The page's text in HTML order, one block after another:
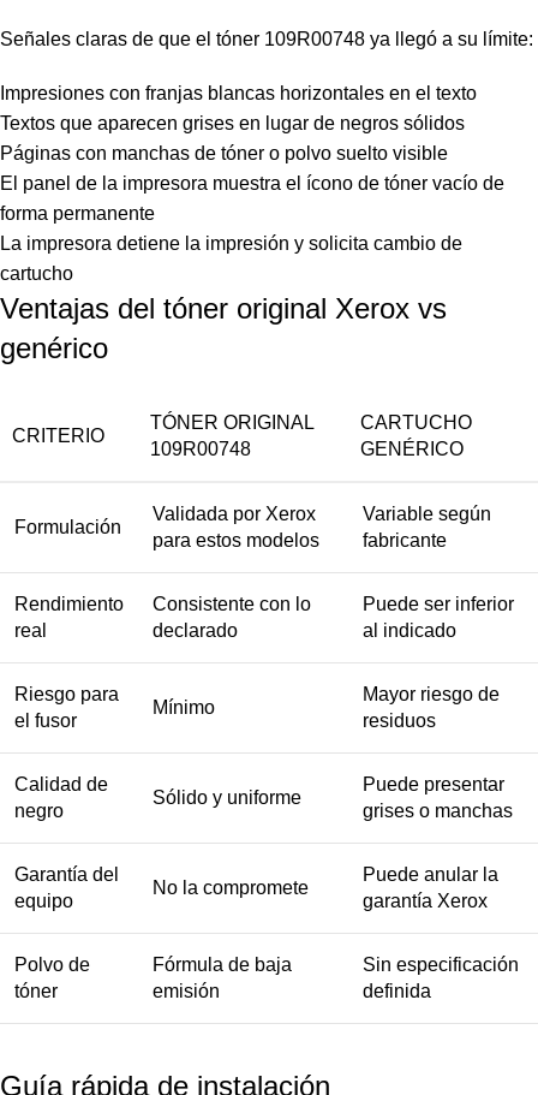
Señales claras de que el tóner 109R00748 ya llegó a su límite:
Impresiones con franjas blancas horizontales en el texto
Textos que aparecen grises en lugar de negros sólidos
Páginas con manchas de tóner o polvo suelto visible
El panel de la impresora muestra el ícono de tóner vacío de
forma permanente
La impresora detiene la impresión y solicita cambio de
cartucho
Ventajas del tóner original Xerox vs
genérico
CRITERIO
TÓNER ORIGINAL
109R00748
CARTUCHO
GENÉRICO
Formulación
Validada por Xerox
para estos modelos
Variable según
fabricante
Rendimiento
real
Consistente con lo
declarado
Puede ser inferior
al indicado
Riesgo para
el fusor
Mínimo
Mayor riesgo de
residuos
Calidad de
negro
Sólido y uniforme
Puede presentar
grises o manchas
Garantía del
equipo
No la compromete
Puede anular la
garantía Xerox
Polvo de
tóner
Fórmula de baja
emisión
Sin especificación
definida
Guía rápida de instalación